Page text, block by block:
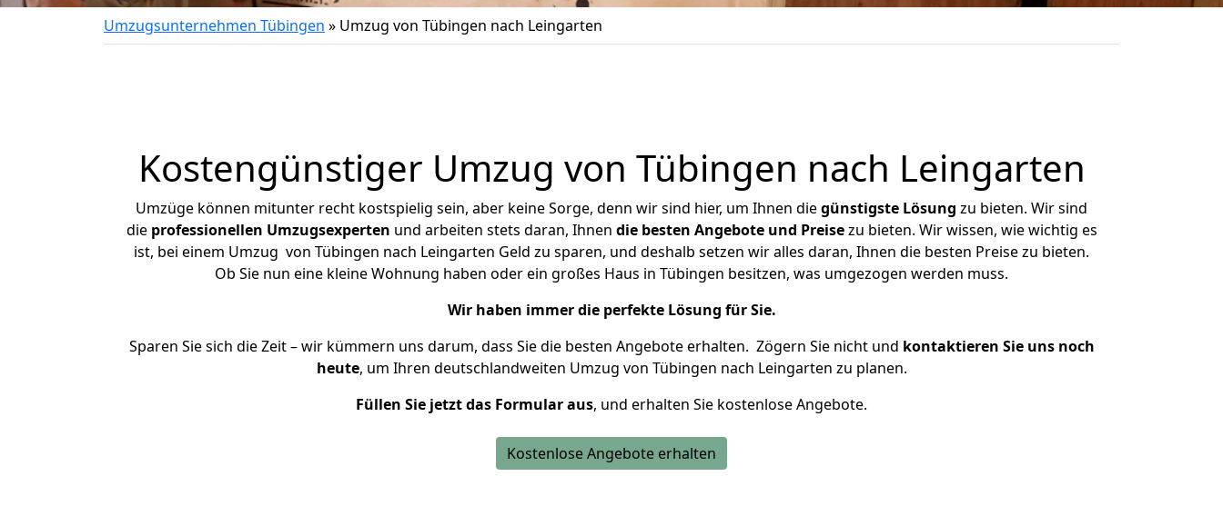
Umzugsunternehmen Tübingen » Umzug von Tübingen nach Leingarten
Kostengünstiger Umzug von Tübingen nach Leingarten
Umzüge können mitunter recht kostspielig sein, aber keine Sorge, denn wir sind hier, um Ihnen diegünstigste Lösung zu bieten. Wir sind
die professionellen Umzugsexperten und arbeiten stets daran, Ihnen die besten Angebote und Preisezu bieten. Wir wissen, wie wichtig es
ist, bei einem Umzug von Tübingen nach Leingarten Geld zu sparen, und deshalb setzen wir alles daran, Ihnen die besten Preise zu bieten.
Ob Sie nun eine kleine Wohnung haben oder ein großes Haus in Tübingen besitzen, was umgezogen werden muss.
Wir haben immer die perfekte Lösung für Sie.
Sparen Sie sich die Zeit – wir kümmern uns darum, dass Sie die besten Angebote erhalten. Zögern Sie nicht und kontaktieren Sie uns noch
heute, um Ihren deutschlandweiten Umzug von Tübingen nach Leingarten zu planen.
Füllen Sie jetzt das Formular aus, und erhalten Sie kostenlose Angebote.
Kostenlose Angebote erhalten